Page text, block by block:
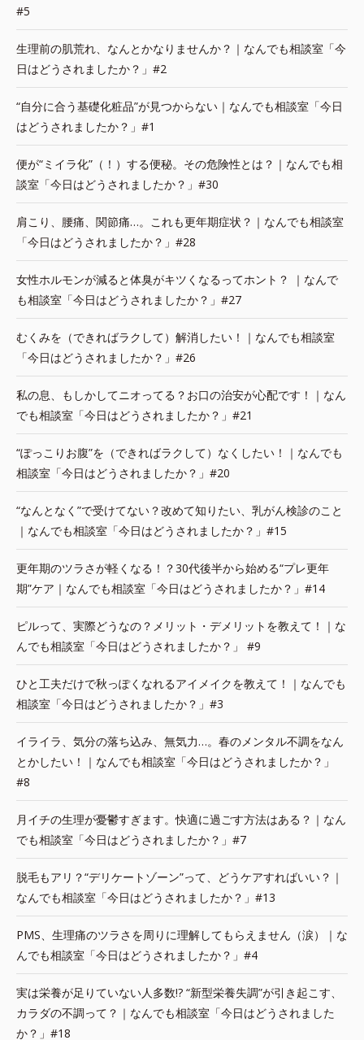
#5
生理前の肌荒れ、なんとかなりませんか？｜なんでも相談室「今
日はどうされましたか？」#2
“自分に合う基礎化粧品”が見つからない｜なんでも相談室「今日
はどうされましたか？」#1
便が“ミイラ化”（！）する便秘。その危険性とは？｜なんでも相
談室「今日はどうされましたか？」#30
肩こり、腰痛、関節痛…。これも更年期症状？｜なんでも相談室
「今日はどうされましたか？」#28
女性ホルモンが減ると体臭がキツくなるってホント？ ｜なんで
も相談室「今日はどうされましたか？」#27
むくみを（できればラクして）解消したい！｜なんでも相談室
「今日はどうされましたか？」#26
私の息、もしかしてニオってる？お口の治安が心配です！｜なん
でも相談室「今日はどうされましたか？」#21
“ぽっこりお腹”を（できればラクして）なくしたい！｜なんでも
相談室「今日はどうされましたか？」#20
“なんとなく”で受けてない？改めて知りたい、乳がん検診のこと
｜なんでも相談室「今日はどうされましたか？」#15
更年期のツラさが軽くなる！？30代後半から始める“プレ更年
期”ケア｜なんでも相談室「今日はどうされましたか？」#14
ピルって、実際どうなの？メリット・デメリットを教えて！｜な
んでも相談室「今日はどうされましたか？」 #9
ひと工夫だけで秋っぽくなれるアイメイクを教えて！｜なんでも
相談室「今日はどうされましたか？」#3
イライラ、気分の落ち込み、無気力…。春のメンタル不調をなん
とかしたい！｜なんでも相談室「今日はどうされましたか？」
#8
月イチの生理が憂鬱すぎます。快適に過ごす方法はある？｜なん
でも相談室「今日はどうされましたか？」#7
脱毛もアリ？“デリケートゾーン”って、どうケアすればいい？｜
なんでも相談室「今日はどうされましたか？」#13
PMS、生理痛のツラさを周りに理解してもらえません（涙）｜な
んでも相談室「今日はどうされましたか？」#4
実は栄養が足りていない人多数!? “新型栄養失調”が引き起こす、
カラダの不調って？｜なんでも相談室「今日はどうされました
か？」#18